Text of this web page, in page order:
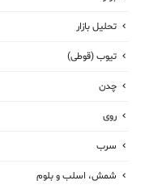
تحلیل بازار
تیوب (قوطی)
چدن
روی
سرب
شمش، اسلب و بلوم